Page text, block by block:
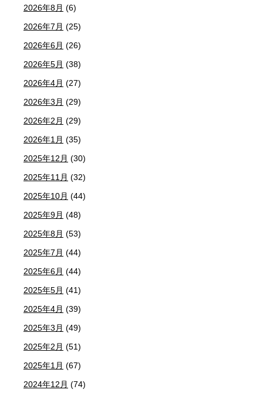
2026年8月 (6)
2026年7月 (25)
2026年6月 (26)
2026年5月 (38)
2026年4月 (27)
2026年3月 (29)
2026年2月 (29)
2026年1月 (35)
2025年12月 (30)
2025年11月 (32)
2025年10月 (44)
2025年9月 (48)
2025年8月 (53)
2025年7月 (44)
2025年6月 (44)
2025年5月 (41)
2025年4月 (39)
2025年3月 (49)
2025年2月 (51)
2025年1月 (67)
2024年12月 (74)